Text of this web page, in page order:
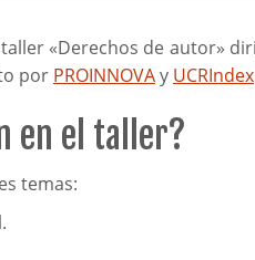
«Derechos de autor»
por PROINNOVAy UCRIndex
en el taller?
temas: